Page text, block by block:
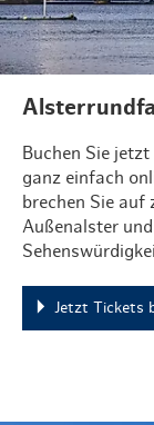
Buchen Sie
ganz einfach
brechen Sie auf
Außenalster
Jetzt Tickets